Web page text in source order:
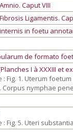
Caput VIII
Ligamentis.
in foetu
de formato
I à XXXIII et
: Fig. 1. Uterum
Corpus nymphae
: Fig. 5. Uteri